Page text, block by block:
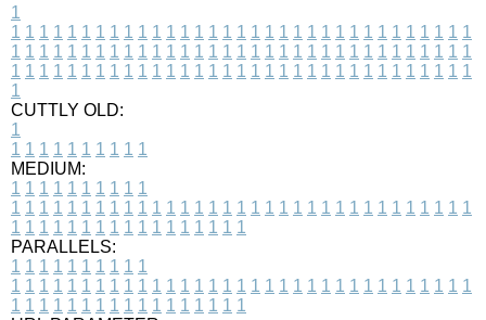
1
1 1 1 1 1 1 1 1 1 1 1 1 1 1 1 1 1 1 1 1 1 1 1 1 1 1 1 1 1 1 1 1 1
1 1 1 1 1 1 1 1 1 1 1 1 1 1 1 1 1 1 1 1 1 1 1 1 1 1 1 1 1 1 1 1 1
1 1 1 1 1 1 1 1 1 1 1 1 1 1 1 1 1 1 1 1 1 1 1 1 1 1 1 1 1 1 1 1 1
1
CUTTLY OLD:
1
1 1 1 1 1 1 1 1 1 1
MEDIUM:
1 1 1 1 1 1 1 1 1 1
1 1 1 1 1 1 1 1 1 1 1 1 1 1 1 1 1 1 1 1 1 1 1 1 1 1 1 1 1 1 1 1 1
1 1 1 1 1 1 1 1 1 1 1 1 1 1 1 1 1
PARALLELS:
1 1 1 1 1 1 1 1 1 1
1 1 1 1 1 1 1 1 1 1 1 1 1 1 1 1 1 1 1 1 1 1 1 1 1 1 1 1 1 1 1 1 1
1 1 1 1 1 1 1 1 1 1 1 1 1 1 1 1 1